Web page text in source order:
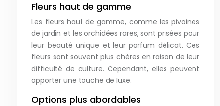
Fleurs haut de gamme
Les fleurs haut de gamme, comme les pivoines
de jardin et les orchidées rares, sont prisées pour
leur beauté unique et leur parfum délicat. Ces
fleurs sont souvent plus chères en raison de leur
difficulté de culture. Cependant, elles peuvent
apporter une touche de luxe.
Options plus abordables